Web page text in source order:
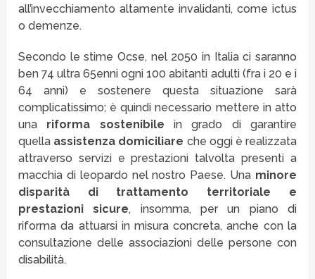
all’invecchiamento altamente invalidanti, come ictus
o demenze.
Secondo le stime Ocse, nel 2050 in Italia ci saranno
ben 74 ultra 65enni ogni 100 abitanti adulti (fra i 20 e i
64 anni) e sostenere questa situazione sarà
complicatissimo; è quindi necessario mettere in atto
una riforma sostenibile in grado di garantire
quella assistenza domiciliare che oggi è realizzata
attraverso servizi e prestazioni talvolta presenti a
macchia di leopardo nel nostro Paese. Una minore
disparità di trattamento territoriale e
prestazioni sicure, insomma, per un piano di
riforma da attuarsi in misura concreta, anche con la
consultazione delle associazioni delle persone con
disabilità.